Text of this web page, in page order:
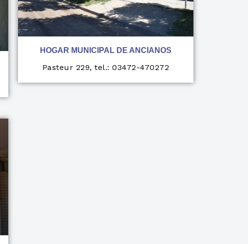
HOGAR MUNICIPAL DE ANCIANOS
Pasteur 229, tel.: 03472-470272